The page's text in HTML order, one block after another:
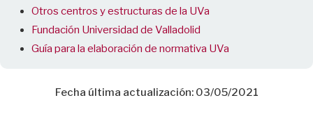
Otros centros y estructuras de la UVa
Fundación Universidad de Valladolid
Guía para la elaboración de normativa UVa
Fecha última actualización: 03/05/2021